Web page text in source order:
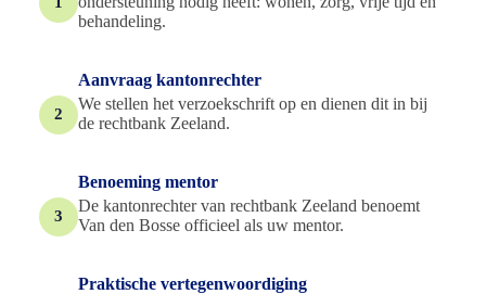
behandeling.
2
Aanvraag kantonrechter
We stellen het verzoekschrift op en dienen dit in bij
de rechtbank Zeeland.
3
Benoeming mentor
De kantonrechter van rechtbank Zeeland benoemt
Van den Bosse officieel als uw mentor.
Praktische vertegenwoordiging